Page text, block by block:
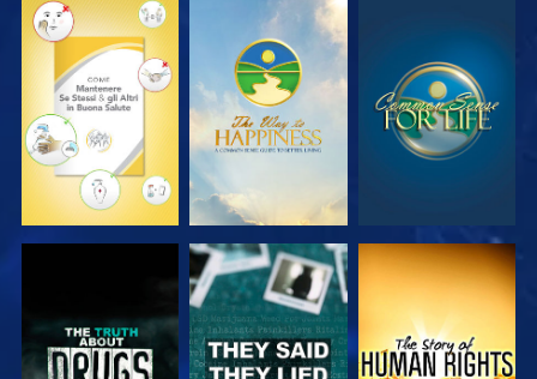
GUARDA GUARDA GUARDA
GUARDA GUARDA